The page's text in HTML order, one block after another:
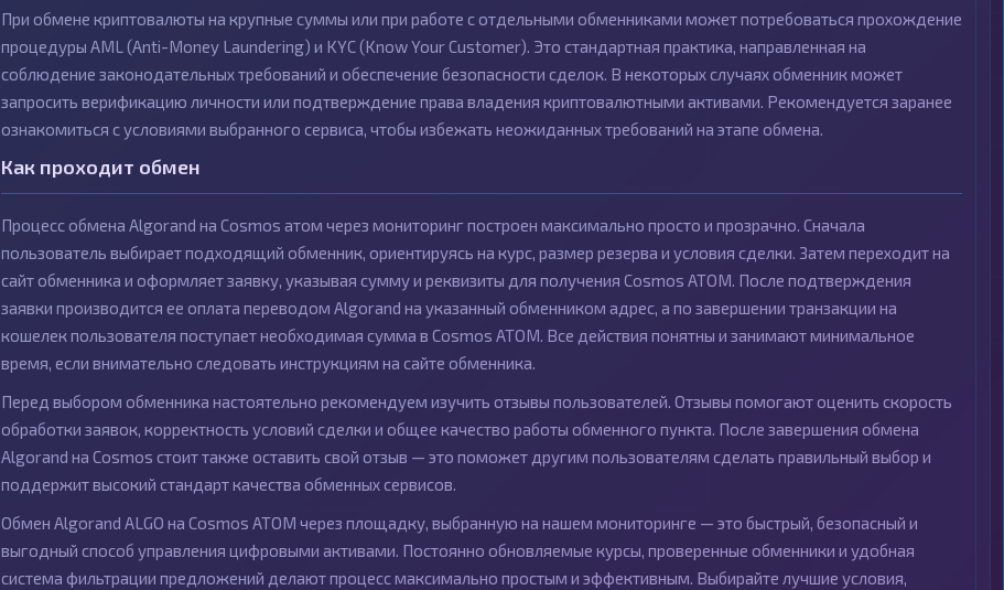
При обмене криптовалюты на крупные суммы или при работе с отдельными обменниками может потребоваться прохождение
процедуры AML (Anti-Money Laundering) и KYC (Know Your Customer). Это стандартная практика, направленная на
соблюдение законодательных требований и обеспечение безопасности сделок. В некоторых случаях обменник может
запросить верификацию личности или подтверждение права владения криптовалютными активами. Рекомендуется заранее
ознакомиться с условиями выбранного сервиса, чтобы избежать неожиданных требований на этапе обмена.
Как проходит обмен
Процесс обмена Algorand на Cosmos атом через мониторинг построен максимально просто и прозрачно. Сначала
пользователь выбирает подходящий обменник, ориентируясь на курс, размер резерва и условия сделки. Затем переходит на
сайт обменника и оформляет заявку, указывая сумму и реквизиты для получения Cosmos ATOM. После подтверждения
заявки производится ее оплата переводом Algorand на указанный обменником адрес, а по завершении транзакции на
кошелек пользователя поступает необходимая сумма в Cosmos ATOM. Все действия понятны и занимают минимальное
время, если внимательно следовать инструкциям на сайте обменника.
Перед выбором обменника настоятельно рекомендуем изучить отзывы пользователей. Отзывы помогают оценить скорость
обработки заявок, корректность условий сделки и общее качество работы обменного пункта. После завершения обмена
Algorand на Cosmos стоит также оставить свой отзыв — это поможет другим пользователям сделать правильный выбор и
поддержит высокий стандарт качества обменных сервисов.
Обмен Algorand ALGO на Cosmos ATOM через площадку, выбранную на нашем мониторинге — это быстрый, безопасный и
выгодный способ управления цифровыми активами. Постоянно обновляемые курсы, проверенные обменники и удобная
система фильтрации предложений делают процесс максимально простым и эффективным. Выбирайте лучшие условия,